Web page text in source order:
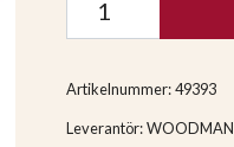
Artikelnummer:49393
Leverantör:WOODMAN